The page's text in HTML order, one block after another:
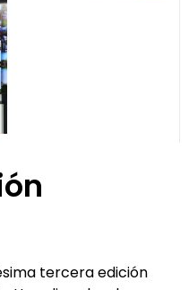
tercera edición